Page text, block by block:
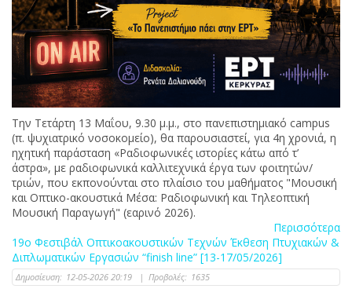
Την Τετάρτη 13 Μαΐου, 9.30 μ.μ., στο πανεπιστημιακό campus
(π. ψυχιατρικό νοσοκομείο), θα παρουσιαστεί, για 4η χρονιά, η
ηχητική παράσταση «Ραδιοφωνικές ιστορίες κάτω από τ’
άστρα», με ραδιοφωνικά καλλιτεχνικά έργα των φοιτητών/
τριών, που εκπονούνται στο πλαίσιο του μαθήματος "Μουσική
και Οπτικο-ακουστικά Μέσα: Ραδιοφωνική και Τηλεοπτική
Μουσική Παραγωγή" (εαρινό 2026).
Περισσότερα
19ο Φεστιβάλ Οπτικοακουστικών Τεχνών Έκθεση Πτυχιακών &
Διπλωματικών Εργασιών “finish line” [13-17/05/2026]
Δημοσίευση: 12-05-2026 20:19 | Προβολές: 1635